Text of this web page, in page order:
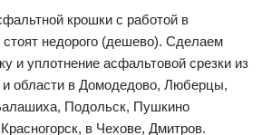
крошки с работой в
недорого (дешево). Сделаем
и уплотнение асфальтовой срезки из
области в Домодедово, Люберцы,
Подольск, Пушкино
в Чехове, Дмитров.